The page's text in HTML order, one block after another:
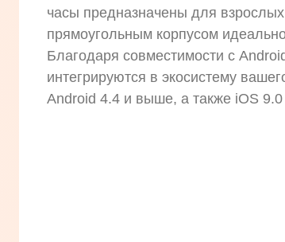
часы предназначены для
прямоугольным корпусом
Благодаря совместимости с
интегрируются в экосистему
Android 4.4 и выше, а также iOS